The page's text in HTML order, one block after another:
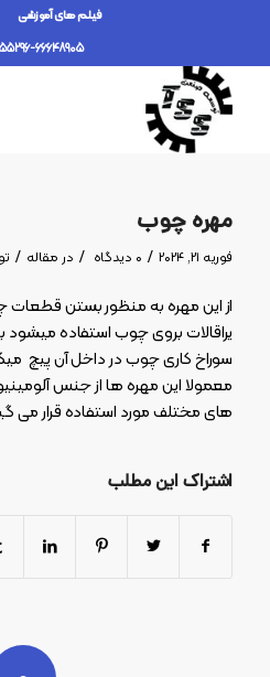
فیلم های آموزشی
66648905
مهره چوب
فوریه 21, 2024 / 0 دیدگاه / در مقاله /
از این مهره به منظور بستن
یراقالات بروی چوب استفاده
سوراخ کاری چوب در داخل آن پیچ
معمولا این مهره ها از جنس
های مختلف مورد استفاده قرار می
اشتراک این مطلب